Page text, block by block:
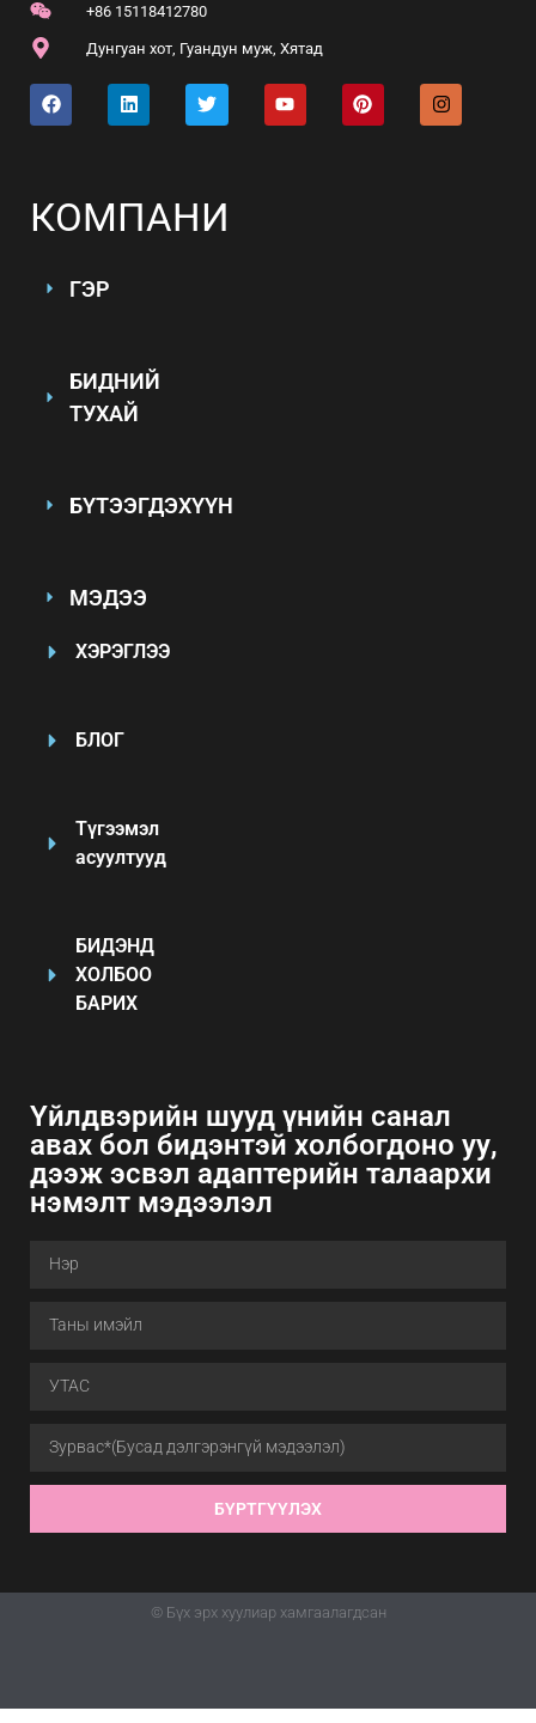
+86 15118412780
Дунгуан хот, Гуандун муж, Хятад
КОМПАНИ
ГЭР
БИДНИЙ
ТУХАЙ
БҮТЭЭГДЭХҮҮН
МЭДЭЭ
ХЭРЭГЛЭЭ
БЛОГ
Түгээмэл
асуултууд
БИДЭНД
ХОЛБОО
БАРИХ
Үйлдвэрийн шууд үнийн санал
авах бол бидэнтэй холбогдоно уу,
дээж эсвэл адаптерийн талаархи
нэмэлт мэдээлэл
БҮРТГҮҮЛЭХ
© Бүх эрх хуулиар хамгаалагдсан